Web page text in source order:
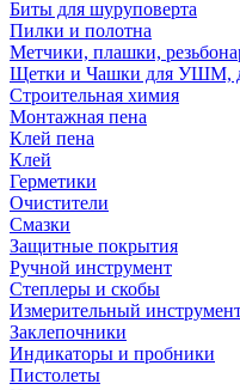
Биты для шуруповерта
Пилки и полотна
Метчики, плашки,
Щетки и Чашки для УШМ,
Строительная химия
Монтажная пена
Клей пена
Клей
Герметики
Очистители
Смазки
Защитные покрытия
Ручной инструмент
Степлеры и скобы
Измерительный
Заклепочники
Индикаторы и пробники
Пистолеты